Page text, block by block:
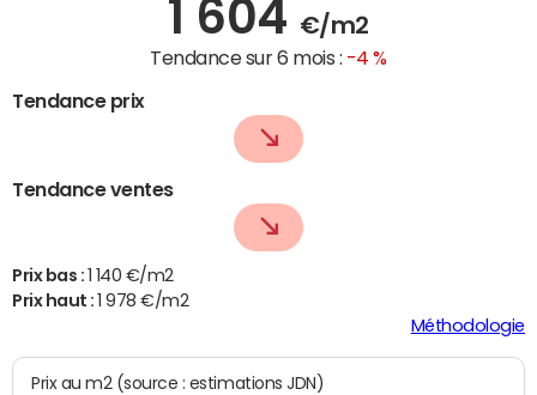
1 604 €/m2
Tendance sur 6 mois : -4 %
Tendance prix
Tendance ventes
Prix bas : 1 140 €/m2
Prix haut :1 978 €/m2
Méthodologie
Prix au m2 (source : estimations JDN)